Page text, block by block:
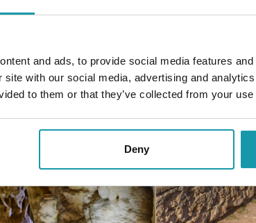
and ads, to provide social media features
site with our social media, advertising and
to them or that they’ve collected from your
Deny